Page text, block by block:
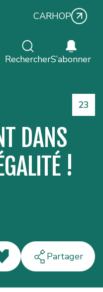
CARHOP
RechercherS’abonner
23
DANS
!
J'aime Partager